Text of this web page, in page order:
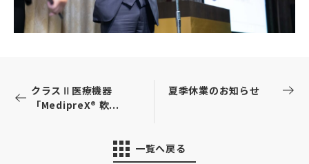
クラスⅡ医療機器
「MedipreX® 軟...
一覧へ戻る
夏季休業のお知らせ